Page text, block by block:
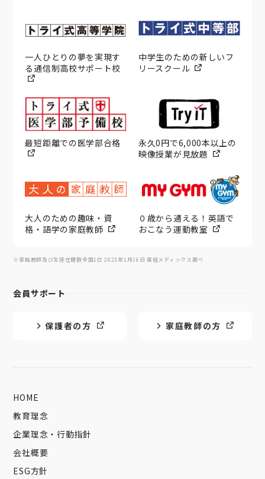
一人ひとりの夢を実現す
る通信制高校サポート校
中学生のための新しいフ
リースクール
最短距離での医学部合格
永久0円で6,000本以上の
映像授業が見放題
大人のための趣味・資
格・語学の家庭教師
０歳から通える！英語で
おこなう運動教室
※家庭教師及び生徒在籍数全国1位 2023年1月16日 産經メディックス調べ
会員サポート
保護者の方 家庭教師の方
HOME
教育理念
企業理念・行動指針
会社概要
ESG方針